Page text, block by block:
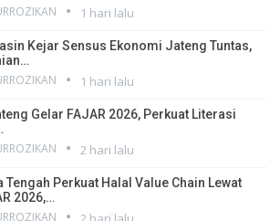
1 hari lalu
Kejar Sensus Ekonomi Jateng Tuntas,
1 hari lalu
Gelar FAJAR 2026, Perkuat Literasi
2 hari lalu
Tengah Perkuat Halal Value Chain Lewat
2026,…